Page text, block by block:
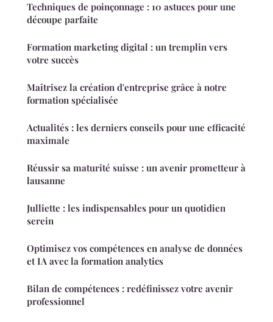
Techniques de poinçonnage : 10 astuces pour une
découpe parfaite
Formation marketing digital : un tremplin vers
votre succès
Maîtrisez la création d'entreprise grâce à notre
formation spécialisée
Actualités : les derniers conseils pour une efficacité
maximale
Réussir sa maturité suisse : un avenir prometteur à
lausanne
Julliette : les indispensables pour un quotidien
serein
Optimisez vos compétences en analyse de données
et IA avec la formation analytics
Bilan de compétences : redéfinissez votre avenir
professionnel